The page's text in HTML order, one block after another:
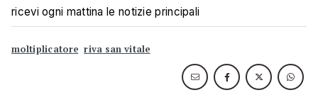
ricevi ogni mattina le notizie principali
moltiplicatore riva san vitale